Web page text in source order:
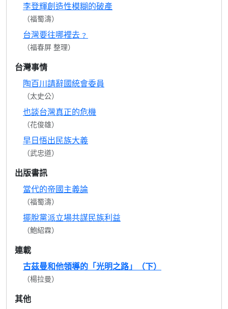
李登輝創造性模糊的破產
（福蜀濤）
台灣要往哪裡去﹖
（福春屏 整理）
台灣事情
陶百川請辭國統會委員
（太史公）
也談台灣真正的危機
（花俊雄）
早日悟出民族大義
（武忠道）
出版書訊
當代的帝國主義論
（福蜀濤）
擺脫黨派立場共謀民族利益
（鮑紹霖）
連載
古茲曼和他領導的「光明之路」（下）
（楊拉曼）
其他